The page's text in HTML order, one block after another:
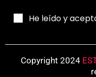
He leído y
Copyright 2024